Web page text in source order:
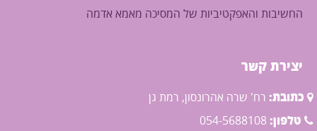
החשיבות והאפקטיביות של המסיכה מאמא אדמה
יצירת קשר
כתובת: רח' שרה אהרונסון, רמת גן
טלפון: 054-5688108